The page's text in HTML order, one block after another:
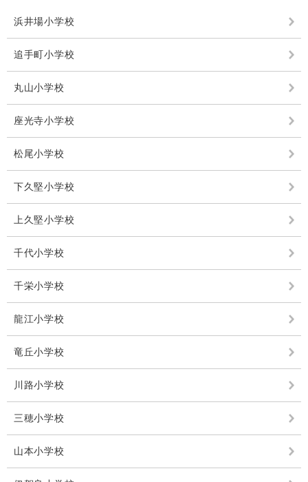
浜井場小学校
追手町小学校
丸山小学校
座光寺小学校
松尾小学校
下久堅小学校
上久堅小学校
千代小学校
千栄小学校
龍江小学校
竜丘小学校
川路小学校
三穂小学校
山本小学校